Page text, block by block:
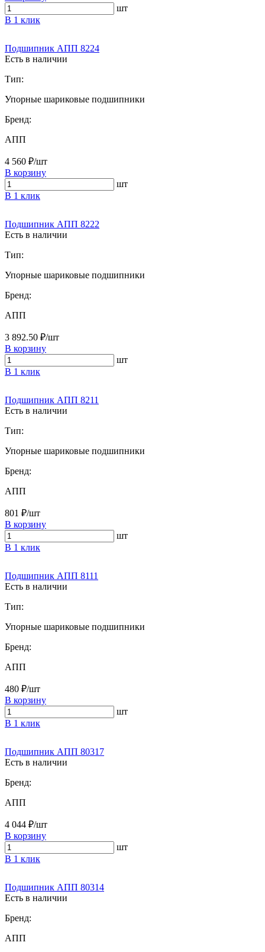
шт
В 1 клик
Подшипник АПП 8224
Есть в наличии
Тип:
Упорные шариковые подшипники
Бренд:
АПП
4 560 ₽/шт
В корзину
шт
В 1 клик
Подшипник АПП 8222
Есть в наличии
Тип:
Упорные шариковые подшипники
Бренд:
АПП
3 892.50 ₽/шт
В корзину
шт
В 1 клик
Подшипник АПП 8211
Есть в наличии
Тип:
Упорные шариковые подшипники
Бренд:
АПП
801 ₽/шт
В корзину
шт
В 1 клик
Подшипник АПП 8111
Есть в наличии
Тип:
Упорные шариковые подшипники
Бренд:
АПП
480 ₽/шт
В корзину
шт
В 1 клик
Подшипник АПП 80317
Есть в наличии
Бренд:
АПП
4 044 ₽/шт
В корзину
шт
В 1 клик
Подшипник АПП 80314
Есть в наличии
Бренд:
АПП